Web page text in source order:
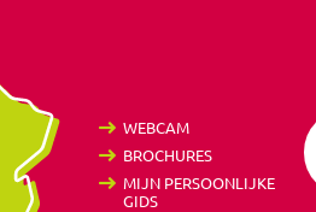
WEBCAM
BROCHURES
MIJN PERSOONLIJKE
GIDS